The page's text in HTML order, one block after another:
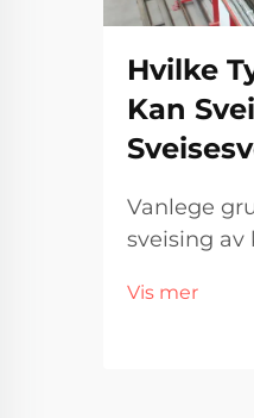
Hvilke
Kan
Vanlege
sveising av
enn noko
Vis mer